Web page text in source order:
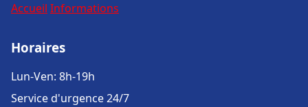
Accueil Informations
Horaires
Lun-Ven: 8h-19h
Service d'urgence 24/7